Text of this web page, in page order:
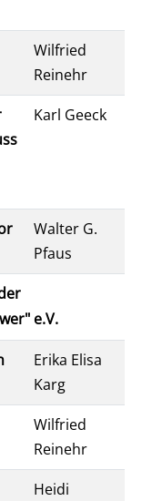
Wilfried
Reinehr
Karl Geeck
Walter G.
Pfaus
e.V.
Erika Elisa
Karg
Wilfried
Reinehr
Heidi